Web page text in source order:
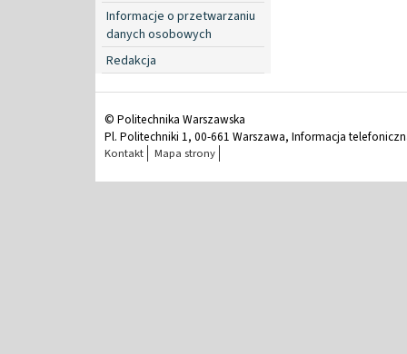
Informacje o przetwarzaniu
danych osobowych
Redakcja
© Politechnika Warszawska
Pl. Politechniki 1, 00-661 Warszawa, Informacja
Kontakt Mapa strony